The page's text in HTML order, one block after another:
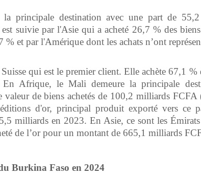
la principale destination avec une part de
suivie par l'Asie qui a acheté 26,7 % des
% et par l'Amérique dont les achats n’ont
qui est le premier client. Elle achète 67,1 %
Afrique, le Mali demeure la principale
valeur de biens achetés de 100,2 milliards FCFA
d'or, principal produit exporté vers ce
milliards en 2023. En Asie, ce sont les
de l’or pour un montant de 665,1 milliards
Burkina Faso en 2024